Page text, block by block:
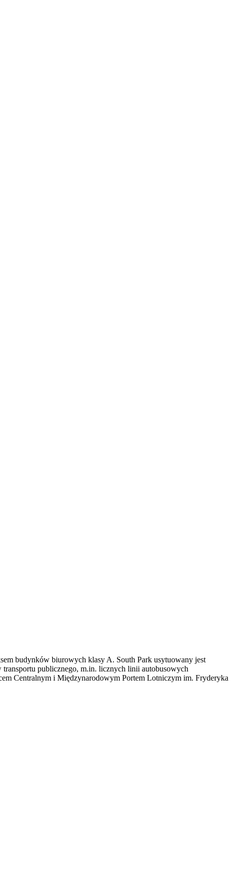
budynków biurowych klasy A. South Park usytuowany jest
publicznego, m.in. licznych linii autobusowych
Centralnym i Międzynarodowym Portem Lotniczym im. Fryderyka